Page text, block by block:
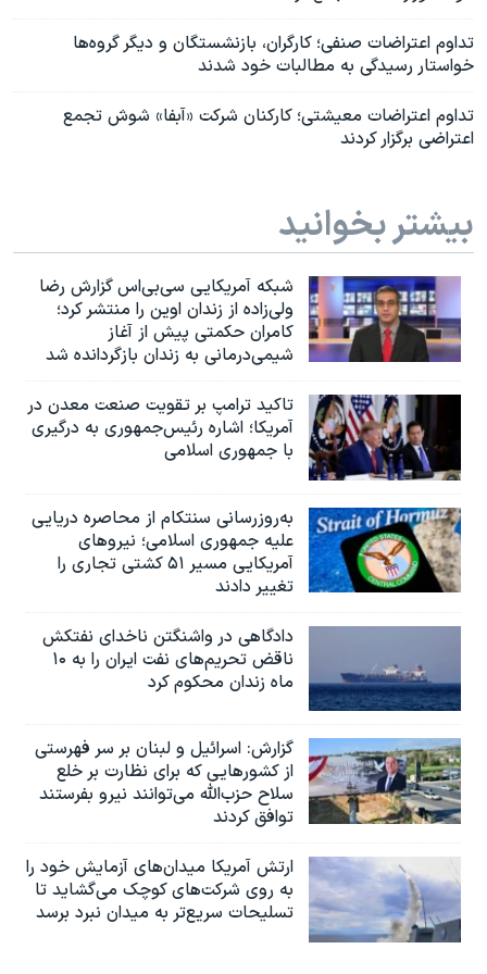
تداوم اعتراضات صنفی؛ کارگران، بازنشستگان و دیگر گروه‌ها
خواستار رسیدگی به مطالبات خود شدند
تداوم اعتراضات معیشتی؛ کارکنان شرکت «آبفا» شوش تجمع
اعتراضی برگزار کردند
بیشتر بخوانید
شبکه آمریکایی سی‌بی‌‌اس گزارش رضا
ولی‌زاده از زندان اوین را منتشر کرد؛
کامران حکمتی پیش از آغاز
شیمی‌درمانی به زندان بازگردانده شد
تاکید ترامپ بر تقویت صنعت معدن در
آمریکا؛ اشاره رئیس‌جمهوری به درگیری
با جمهوری اسلامی
به‌روزرسانی سنتکام از محاصره دریایی
علیه جمهوری اسلامی؛ نیروهای
آمریکایی مسیر ۵۱ کشتی تجاری را
تغییر دادند
دادگاهی در واشنگتن ناخدای نفتکش
ناقض تحریم‌های نفت ایران را به ۱۰
ماه زندان محکوم کرد
گزارش‌: اسرائيل و لبنان بر سر فهرستی
از کشورهایی که برای نظارت بر خلع
سلاح حزب‌الله می‌توانند نیرو بفرستند
توافق کردند
ارتش آمریکا میدان‌های آزمایش خود را
به روی شرکت‌های کوچک می‌گشاید تا
تسلیحات سریع‌تر به میدان نبرد برسد